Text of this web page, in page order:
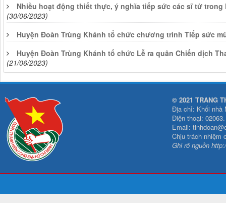
Nhiều hoạt động thiết thực, ý nghĩa tiếp sức các sĩ tử trong
(30/06/2023)
Huyện Đoàn Trùng Khánh tổ chức chương trình Tiếp sức
Huyện Đoàn Trùng Khánh tổ chức Lễ ra quân Chiến dịch
(21/06/2023)
© 2021 TRANG
Địa chỉ: Khối nhà
Điện thoại:
Email:
Chịu trách nhiệm
Ghi rõ nguồn